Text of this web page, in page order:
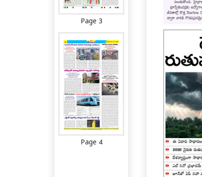
Page 3
Page 4